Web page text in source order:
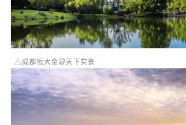
△成都恒大金碧天下实景